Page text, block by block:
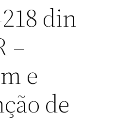
din
–
e
de